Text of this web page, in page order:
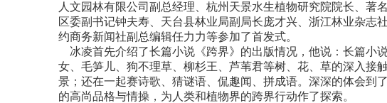
人文园林有限公司副总经理、杭州天景水生植物研究院院长、著
区委副书记钟夫寿、天台县林业局副局长庞才兴、浙江林业杂志
约商务新闻社副总编辑任力力等参加了首发式。
冰凌首先介绍了长篇小说《跨界》的出版情况，他说：长篇小
女、毛笋儿、狗不理草、柳杉王、芦苇君等树、花、草的深入接
景；还在一起赛诗歌、猜谜语、侃趣闻、拼成语。深深的体会到
的高尚品格与情操，为人类和植物界的跨界行动作了探索。